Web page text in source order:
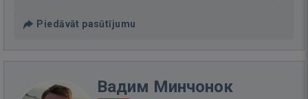
Piedāvāt pasūtījumu
Вадим Минчонок